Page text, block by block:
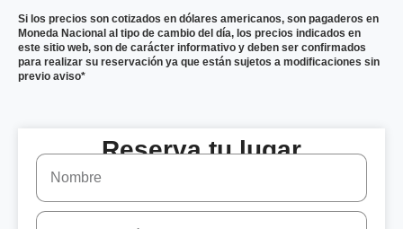
Si los precios son cotizados en dólares americanos, son pagaderos en
Moneda Nacional al tipo de cambio del día, los precios indicados en
este sitio web, son de carácter informativo y deben ser confirmados
para realizar su reservación ya que están sujetos a modificaciones sin
previo aviso*
Reserva tu lugar